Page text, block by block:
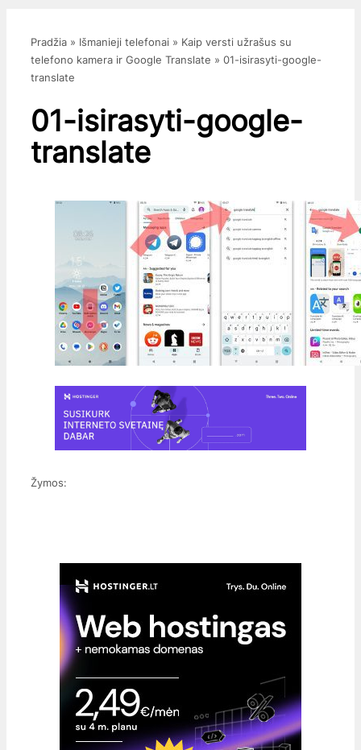
Pradžia » Išmanieji telefonai » Kaip versti užrašus su
telefono kamera ir Google Translate » 01-isirasyti-google-
translate
01-isirasyti-google-
translate
Žymos: